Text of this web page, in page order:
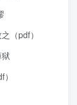
（pdf）